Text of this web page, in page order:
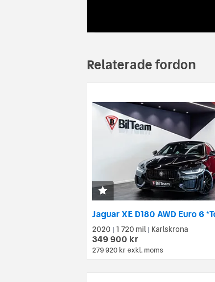
Relaterade fordon
2020 1 720 mil Karlskrona
349 900 kr
279 920 kr exkl. moms